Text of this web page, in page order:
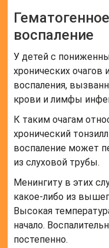
воспаление
У детей с
хронических очагов
воспаления,
крови и лимфы
К таким очагам
хронический
воспаление может
из слуховой трубы.
Менингиту в этих
какое-либо из
Высокая
начало.
постепенно.